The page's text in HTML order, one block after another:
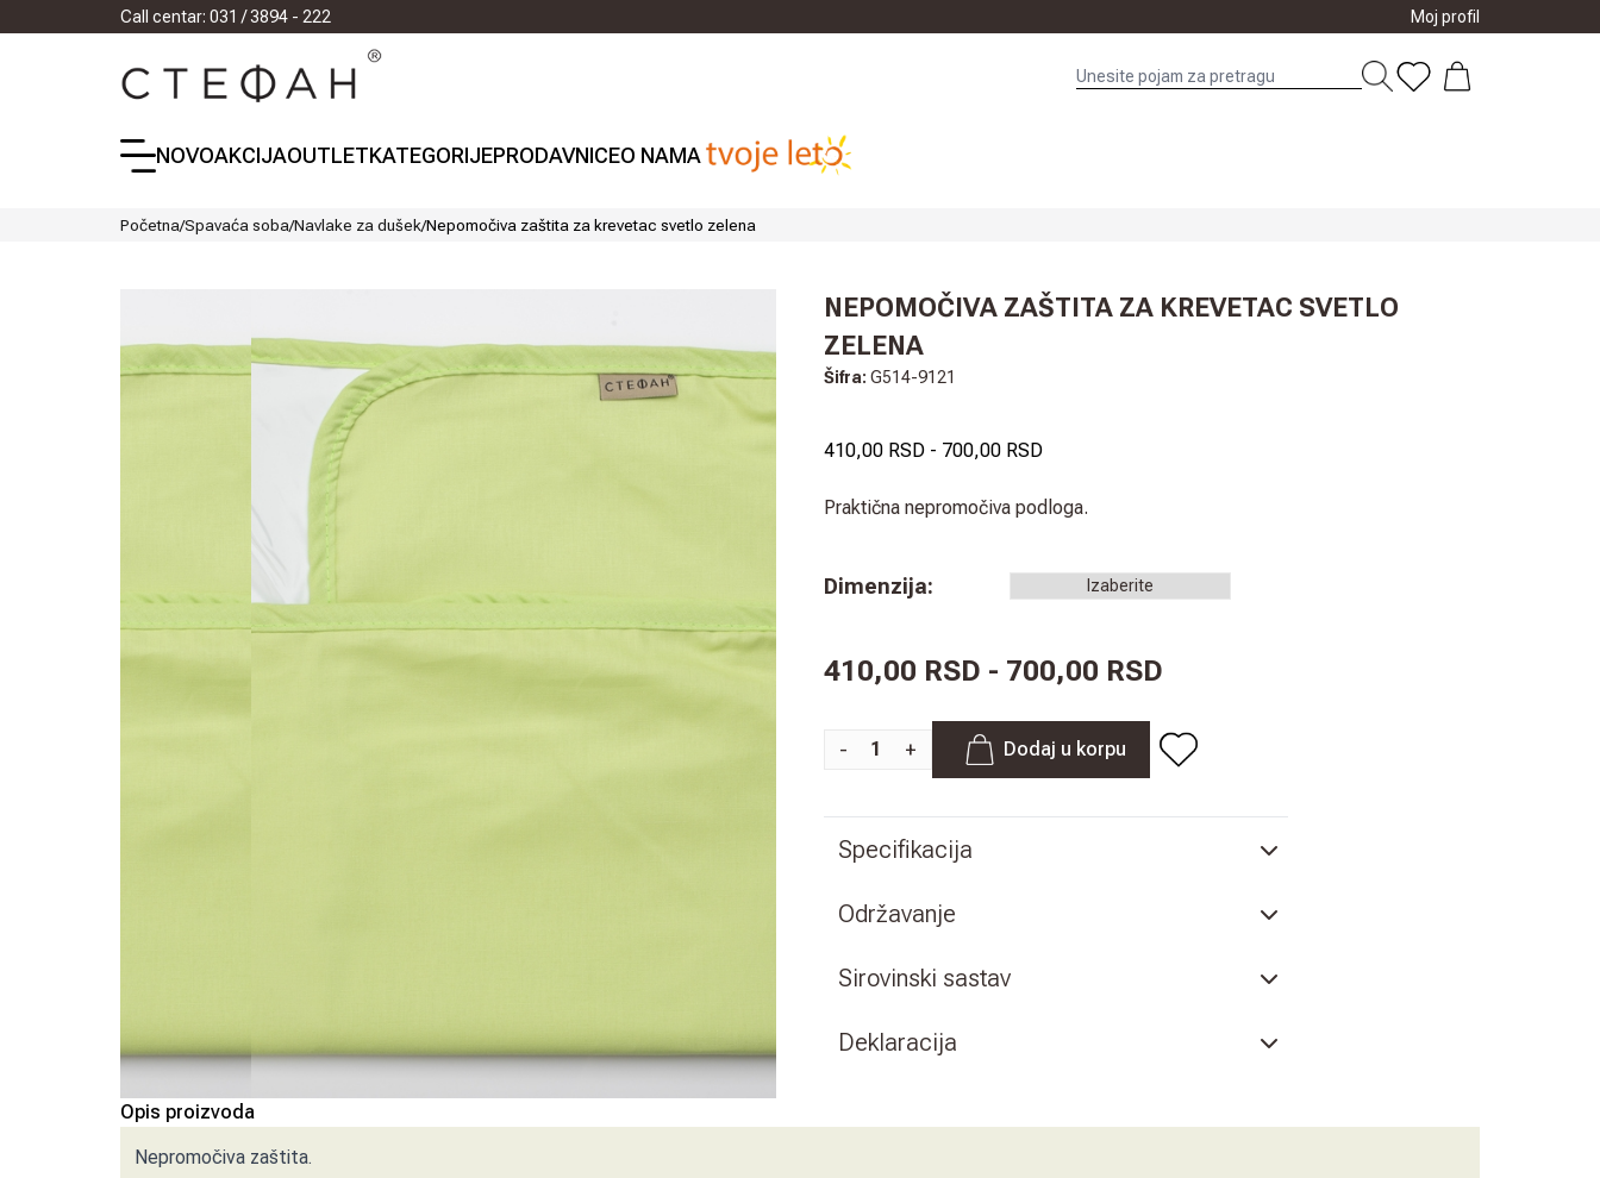
Call centar: 031 / 3894 - 222 Moj profil
NOVOAKCIJAOUTLETKATEGORIJEPRODAVNICEO NAMA
Početna/Spavaća soba/Navlake za dušek/Nepomočiva zaštita za krevetac svetlo zelena
NEPOMOČIVA ZAŠTITA ZA KREVETAC SVETLO
ZELENA
Šifra: G514-9121
410,00 RSD- 700,00 RSD
Praktična nepromočiva podloga.
Dimenzija:
410,00 RSD - 700,00 RSD
- + Dodaj u korpu
Specifikacija
Održavanje
Sirovinski sastav
Deklaracija
Opis proizvoda
Nepromočiva zaštita.